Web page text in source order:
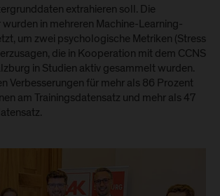
extrahieren soll. Die
in mehreren Machine-Learning-
um zwei psychologische Metriken (Stress
die in Kooperation mit dem CCNS
in Studien aktiv gesammelt wurden.
Verbesserungen für mehr als 86 Prozent
am Trainingsdatensatz und mehr als 47